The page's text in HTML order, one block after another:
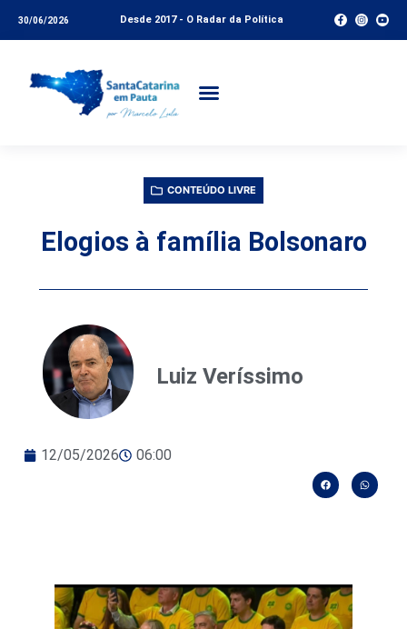
30/06/2026 Desde 2017 - O Radar da Política
CONTEÚDO LIVRE
Elogios à família Bolsonaro
Luiz Veríssimo
12/05/2026 06:00